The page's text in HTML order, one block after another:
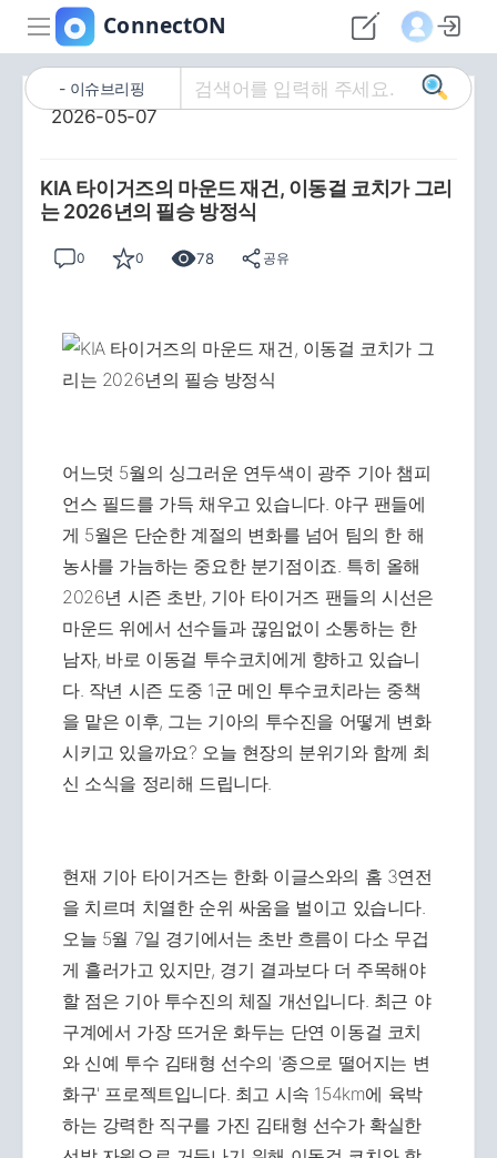
이슈브리핑
2026-05-07
KIA 타이거즈의 마운드 재건, 이동걸 코치가 그리
는 2026년의 필승 방정식
0 0 78 공유
어느덧 5월의 싱그러운 연두색이 광주 기아 챔피
언스 필드를 가득 채우고 있습니다. 야구 팬들에
게 5월은 단순한 계절의 변화를 넘어 팀의 한 해
농사를 가늠하는 중요한 분기점이죠. 특히 올해
2026년 시즌 초반, 기아 타이거즈 팬들의 시선은
마운드 위에서 선수들과 끊임없이 소통하는 한
남자, 바로 이동걸 투수코치에게 향하고 있습니
다. 작년 시즌 도중 1군 메인 투수코치라는 중책
을 맡은 이후, 그는 기아의 투수진을 어떻게 변화
시키고 있을까요? 오늘 현장의 분위기와 함께 최
신 소식을 정리해 드립니다.
현재 기아 타이거즈는 한화 이글스와의 홈 3연전
을 치르며 치열한 순위 싸움을 벌이고 있습니다.
오늘 5월 7일 경기에서는 초반 흐름이 다소 무겁
게 흘러가고 있지만, 경기 결과보다 더 주목해야
할 점은 기아 투수진의 체질 개선입니다. 최근 야
구계에서 가장 뜨거운 화두는 단연 이동걸 코치
와 신예 투수 김태형 선수의 '종으로 떨어지는 변
화구' 프로젝트입니다. 최고 시속 154km에 육박
하는 강력한 직구를 가진 김태형 선수가 확실한